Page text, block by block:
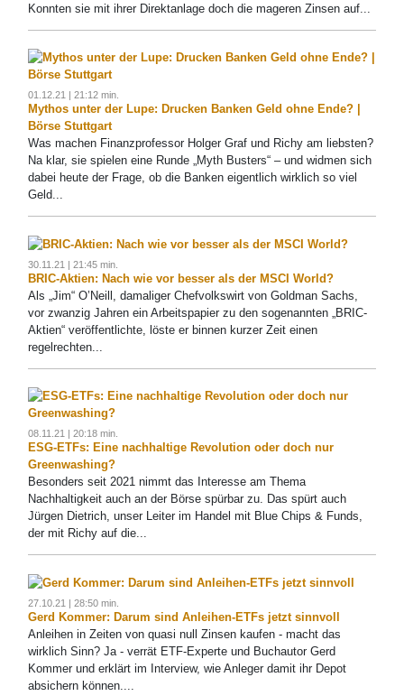
Konnten sie mit ihrer Direktanlage doch die mageren Zinsen auf...
01.12.21 | 21:12 min.
Mythos unter der Lupe: Drucken Banken Geld ohne Ende? |
Börse Stuttgart
Was machen Finanzprofessor Holger Graf und Richy am liebsten?
Na klar, sie spielen eine Runde „Myth Busters“ – und widmen sich
dabei heute der Frage, ob die Banken eigentlich wirklich so viel
Geld...
30.11.21 | 21:45 min.
BRIC-Aktien: Nach wie vor besser als der MSCI World?
Als „Jim“ O’Neill, damaliger Chefvolkswirt von Goldman Sachs,
vor zwanzig Jahren ein Arbeitspapier zu den sogenannten „BRIC-
Aktien“ veröffentlichte, löste er binnen kurzer Zeit einen
regelrechten...
08.11.21 | 20:18 min.
ESG-ETFs: Eine nachhaltige Revolution oder doch nur
Greenwashing?
Besonders seit 2021 nimmt das Interesse am Thema
Nachhaltigkeit auch an der Börse spürbar zu. Das spürt auch
Jürgen Dietrich, unser Leiter im Handel mit Blue Chips & Funds,
der mit Richy auf die...
27.10.21 | 28:50 min.
Gerd Kommer: Darum sind Anleihen-ETFs jetzt sinnvoll
Anleihen in Zeiten von quasi null Zinsen kaufen - macht das
wirklich Sinn? Ja - verrät ETF-Experte und Buchautor Gerd
Kommer und erklärt im Interview, wie Anleger damit ihr Depot
absichern können....